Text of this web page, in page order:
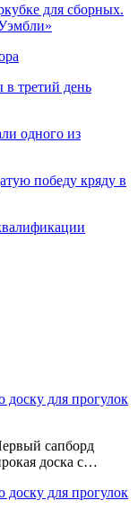
для сборных.
третий день
одного из
победу кряду в
для прогулок
сапборд
доска с…
для прогулок